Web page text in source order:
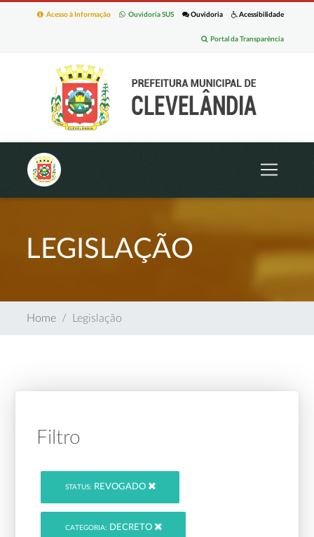
Acessibilidade
Ouvidoria
Ouvidoria SUS
Acesso à Informação
Portal da Transparência
LEGISLAÇÃO
Home Legislação
Filtro
STATUS: REVOGADO
CATEGORIA: DECRETO